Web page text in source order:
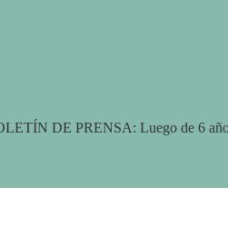
DE PRENSA: Luego de 6